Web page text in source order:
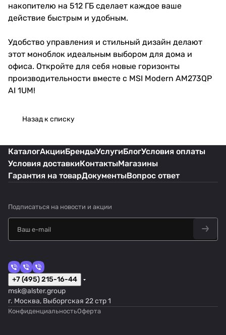
накопителю на 512 ГБ сделает каждое ваше
действие быстрым и удобным.
Удобство управления и стильный дизайн делают
этот моноблок идеальным выбором для дома и
офиса. Откройте для себя новые горизонты
производительности вместе с MSI Modern AM273QP
AI 1UM!
Назад к списку
КаталогАкцииБрендыУслугиБлогУсловия оплаты
Условия доставкиКонтактыМагазины
Гарантия на товарДокументыВопрос ответ
Подписаться на новости и акции
+7 (495) 215-16-44
msk@alster.group
г. Москва, Выборгская 22 стр 1
КонфиденциальностьОферта